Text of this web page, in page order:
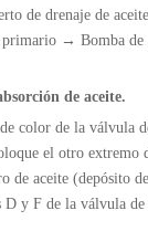
de drenaje de
→ Bomba de
de aceite.
color de la válvula
el otro extremo
de aceite (depósito
y F de la válvula